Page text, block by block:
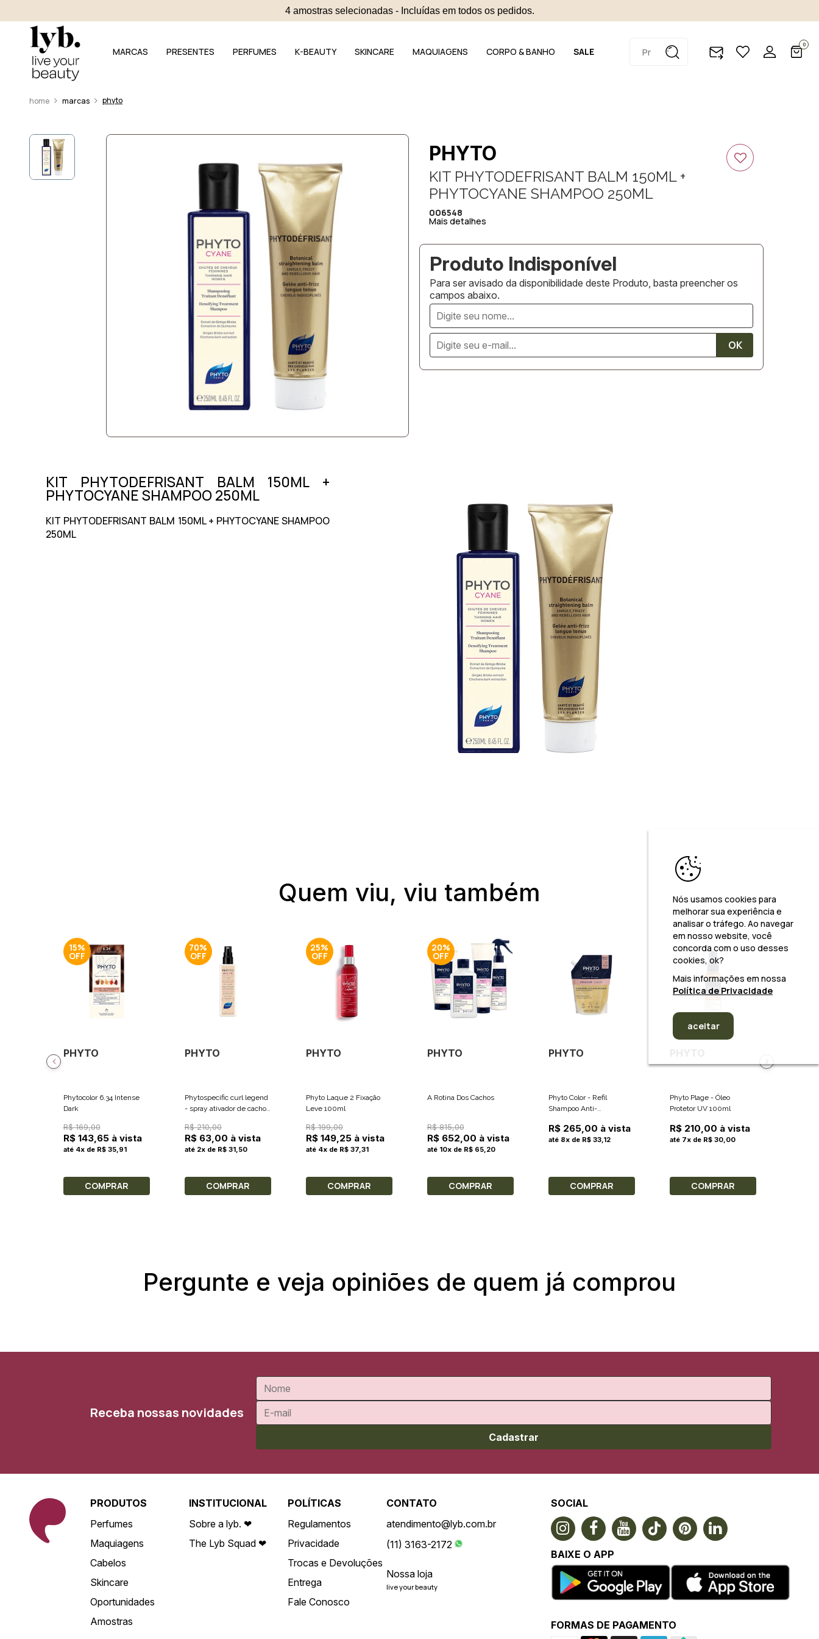
4 amostras selecionadas - Incluídas em todos os pedidos.
MARCAS PRESENTES PERFUMES K-BEAUTY SKINCARE MAQUIAGENS CORPO & BANHO SALE
0
marcas phyto
PHYTO
KIT PHYTODEFRISANT BALM 150ML +
PHYTOCYANE SHAMPOO 250ML
006548
Mais detalhes
Para ser avisado da disponibilidade deste Produto, basta preencher os
campos abaixo.
KIT PHYTODEFRISANT BALM 150ML +
PHYTOCYANE SHAMPOO 250ML
KIT PHYTODEFRISANT BALM 150ML + PHYTOCYANE SHAMPOO
250ML
Quem viu, viu também
15%
PHYTO
Phytocolor 6.34 Intense
Dark
R$ 169,00
R$ 143,65 à vista
até 4x de R$ 35,91
COMPRAR
70%
PHYTO
Phytospecific curl legend
- spray ativador de cachos
R$ 210,00
R$ 63,00 à vista
até 2x de R$ 31,50
COMPRAR
25%
PHYTO
Phyto Laque 2 Fixação
Leve 100ml
R$ 199,00
R$ 149,25 à vista
até 4x de R$ 37,31
COMPRAR
20%
PHYTO
A Rotina Dos Cachos
R$ 815,00
R$ 652,00 à vista
até 10x de R$ 65,20
COMPRAR
PHYTO
Phyto Color - Refil
Shampoo Anti-
R$ 265,00 à vista
até 8x de R$ 33,12
COMPRAR
Phyto Plage - Óleo
Protetor UV 100ml
R$ 210,00 à vista
até 7x de R$ 30,00
COMPRAR
Pergunte e veja opiniões de quem já comprou
Receba nossas novidades
Cadastrar
PRODUTOS
Perfumes
Maquiagens
Cabelos
Skincare
Oportunidades
Amostras
INSTITUCIONAL
Sobre a lyb. ❤
The Lyb Squad ❤
POLÍTICAS
Regulamentos
Privacidade
Trocas e Devoluções
Entrega
Fale Conosco
CONTATO
atendimento@lyb.com.br
(11) 3163-2172
Nossa loja
live your beauty
SOCIAL
BAIXE O APP
FORMAS DE PAGAMENTO
Nós usamos cookies para
melhorar sua experiência e
analisar o tráfego. Ao navegar
em nosso website, você
concorda com o uso desses
cookies, ok?
Mais informações em nossa
Política de Privacidade
aceitar